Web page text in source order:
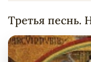
Третья песнь.